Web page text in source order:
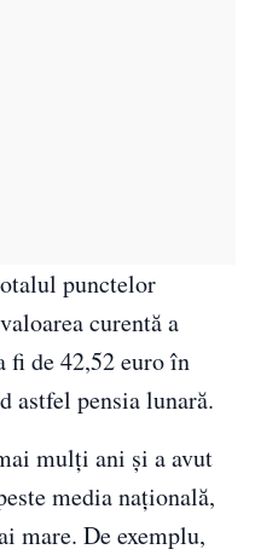
punctelor
curentă a
fi de 42,52 euro în
astfel pensia lunară.
mulți ani și a avut
media națională,
mare. De exemplu,